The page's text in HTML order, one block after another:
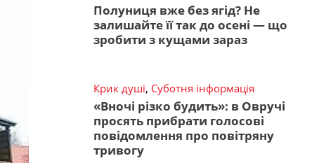
Полуниця вже без ягід? Не
залишайте її так до осені — що
зробити з кущами зараз
Крик душі, Суботня інформація
«Вночі різко будить»: в Овручі
просять прибрати голосові
повідомлення про повітряну
тривогу